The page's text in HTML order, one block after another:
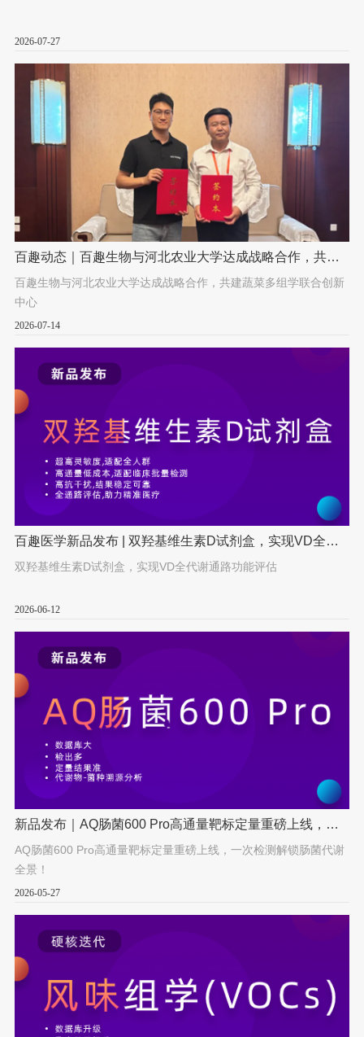
2026-07-27
百趣动态｜百趣生物与河北农业大学达成战略合作，共建
百趣生物与河北农业大学达成战略合作，共建蔬菜多组学联合创新
中心
2026-07-14
百趣医学新品发布 | 双羟基维生素D试剂盒，实现VD全代
双羟基维生素D试剂盒，实现VD全代谢通路功能评估
2026-06-12
新品发布｜AQ肠菌600 Pro高通量靶标定量重磅上线，一
AQ肠菌600 Pro高通量靶标定量重磅上线，一次检测解锁肠菌代谢
全景！
2026-05-27